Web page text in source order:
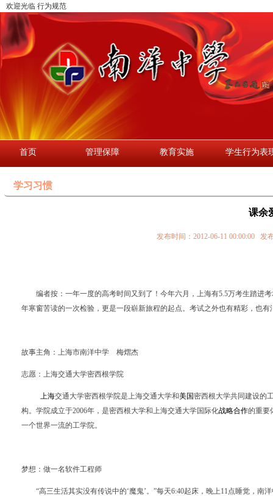
欢迎光临 行为规范
首页 管理保障 教育实施 学生行为表
学习习惯
课余
发布时间：2012-06-11 00:00:00
编者按：一年一度的高考时间又到了！今年六月，上海有5.5万考生踏进
年寒窗苦读的一次检验，更是一段崭新旅程的起点。考试之外也有精彩，也有
故事主角：上海市南洋中学 梅熠杰
志愿：上海交通大学密西根学院
上海交通大学密西根学院是上海交通大学和美国密西根大学共同建设的
构。学院成立于2006年，是密西根大学和上海交通大学国际化战略合作的重要
一个世界一流的工学院。
梦想：做一名软件工程师
“高三生活其实没有传说中的‘魔鬼’。”每天6:40起床，晚上11点睡觉，南